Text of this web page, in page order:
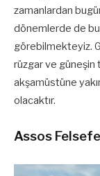
zamanlardan
dönemlerde de bu
görebilmekteyiz.
rüzgar ve güneşin
akşamüstüne
olacaktır.
Assos